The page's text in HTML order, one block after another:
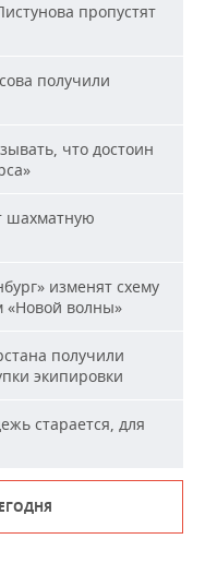
пропустят
получили
что достоин
шахматную
изменят схему
«Новой волны»
получили
экипировки
старается, для